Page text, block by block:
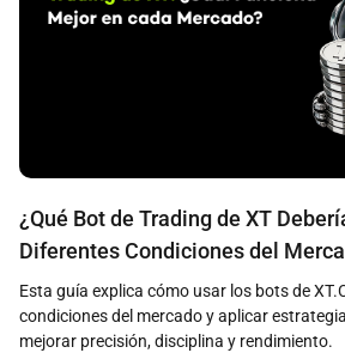
¿Qué Bot de Trading de XT
Diferentes Condiciones del
Completa para Traders de Cripto
Esta guía explica cómo usar los bots de
condiciones del mercado y aplicar
mejorar precisión, disciplina y rendimiento.